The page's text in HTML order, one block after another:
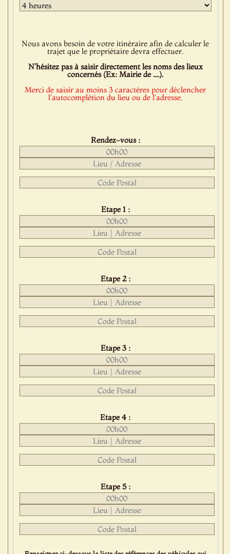
Nous avons besoin de votre itinéraire afin de calculer le
trajet que le propriétaire devra effectuer.
N'hésitez pas à saisir directement les noms des lieux
concernés (Ex: Mairie de ....).
Merci de saisir au moins 3 caractères pour déclencher
l'autocomplétion du lieu ou de l'adresse.
Rendez-vous :
Etape 1 :
Etape 2 :
Etape 3 :
Etape 4 :
Etape 5 :